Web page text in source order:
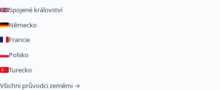
Spojené království
Německo
Francie
Polsko
Turecko
Všichni průvodci zeměmi →